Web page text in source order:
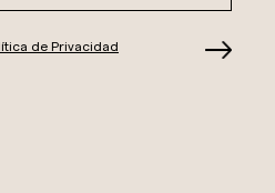
de Privacidad